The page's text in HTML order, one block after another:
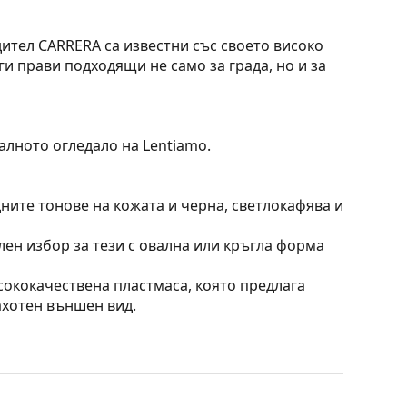
C­ARRERA са известни със своето високо
прави подходящи не само за града, но и за
огледало на Lentiamo.
тонове на кожата и черна, светлокафява и
избор за тези с овална или кръгла форма
пластмаса, която предлага
външен вид.